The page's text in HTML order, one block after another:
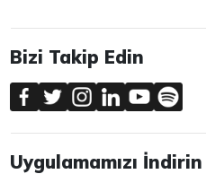
Bizi Takip Edin
Uygulamamızı İndirin